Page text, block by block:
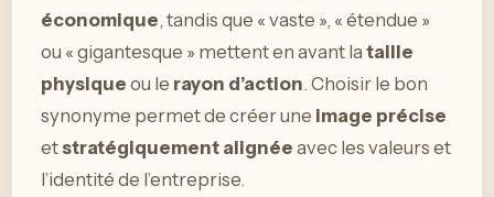
économique, tandis que « vaste », « étendue »
ou « gigantesque » mettent en avant la taille
physique ou le rayon d’action. Choisir le bon
synonyme permet de créer une image précise
etstratégiquement alignée avec les valeurs et
l’identité de l’entreprise.